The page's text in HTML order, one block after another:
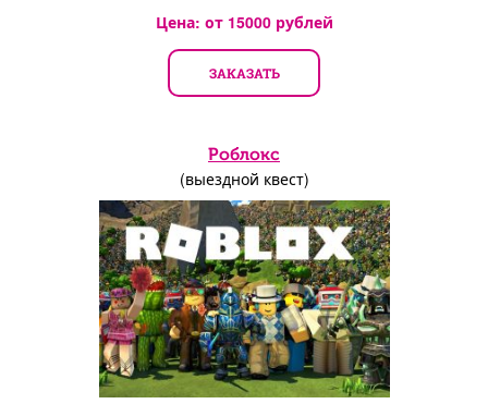
Цена: от 15000рублей
ЗАКАЗАТЬ
Роблокс
(выездной квест)